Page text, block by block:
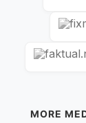
MORE